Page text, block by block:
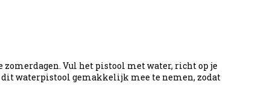
Vul het pistool met water, richt op je
waterpistool gemakkelijk mee te nemen, zodat